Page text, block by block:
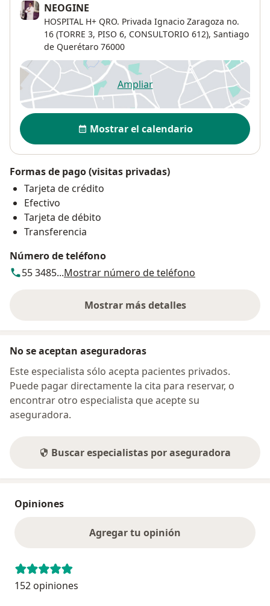
NEOGINE
HOSPITAL H+ QRO. Privada Ignacio Zaragoza no.
16 (TORRE 3, PISO 6, CONSULTORIO 612), Santiago
de Querétaro 76000
Ampliarse abre en una nueva
Disponibilidad
Mostrar el calendario
Formas de pago (visitas privadas)
Tarjeta de crédito
Efectivo
Tarjeta de débito
Transferencia
Número de teléfono
55 3485...Mostrar número de teléfono
Mostrar más detalles
sobre la dirección
No se aceptan aseguradoras
Este especialista sólo acepta pacientes privados.
Puede pagar directamente la cita para reservar, o
encontrar otro especialista que acepte su
aseguradora.
Buscar especialistas por aseguradora
Opiniones
Agregar tu opinión
152 opiniones